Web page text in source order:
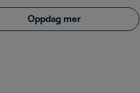
Oppdag mer